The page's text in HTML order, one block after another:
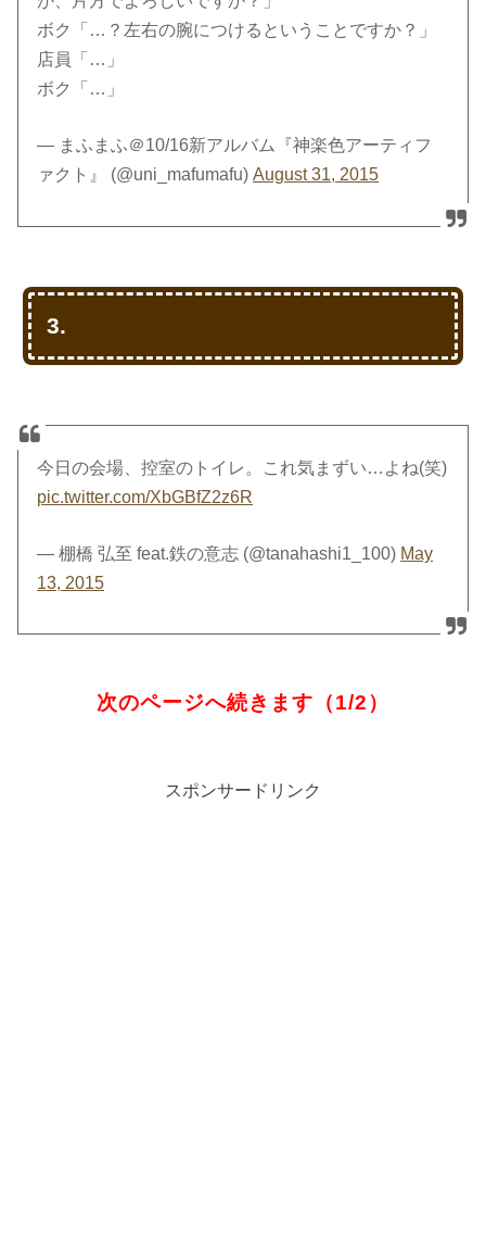
ボク「…？左右の腕につけるということですか？」
店員「…」
ボク「…」
— まふまふ＠10/16新アルバム『神楽色アーティフ
ァクト』 (@uni_mafumafu)August 31, 2015
3.
今日の会場、控室のトイレ。これ気まずい…よね(笑)
pic.twitter.com/XbGBfZ2z6R
— 棚橋 弘至 feat.鉄の意志 (@tanahashi1_100) May
13, 2015
次のページへ続きます（1/2）
スポンサードリンク